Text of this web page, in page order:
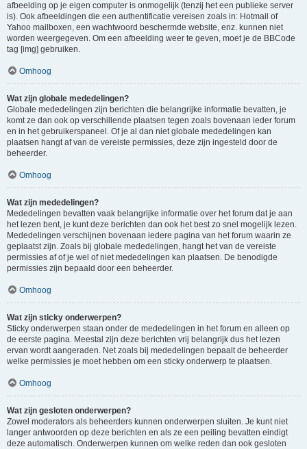
afbeelding op je eigen computer is onmogelijk (tenzij het een publieke server
is). Ook afbeeldingen die een authentificatie vereisen zoals in: Hotmail of
Yahoo mailboxen, een wachtwoord beschermde website, enz. kunnen niet
worden weergegeven. Om een afbeelding weer te geven, moet je de BBCode
tag [img] gebruiken.
Omhoog
Wat zijn globale mededelingen?
Globale mededelingen zijn berichten die belangrijke informatie bevatten, je
komt ze dan ook op verschillende plaatsen tegen zoals bovenaan ieder forum
en in het gebruikerspaneel. Of je al dan niet globale mededelingen kan
plaatsen hangt af van de vereiste permissies, deze zijn ingesteld door de
beheerder.
Omhoog
Wat zijn mededelingen?
Mededelingen bevatten vaak belangrijke informatie over het forum dat je aan
het lezen bent, je kunt deze berichten dan ook het best zo snel mogelijk lezen.
Mededelingen verschijnen bovenaan iedere pagina van het forum waarin ze
geplaatst zijn. Zoals bij globale mededelingen, hangt het van de vereiste
permissies af of je wel of niet mededelingen kan plaatsen. De benodigde
permissies zijn bepaald door een beheerder.
Omhoog
Wat zijn sticky onderwerpen?
Sticky onderwerpen staan onder de mededelingen in het forum en alleen op
de eerste pagina. Meestal zijn deze berichten vrij belangrijk dus het lezen
ervan wordt aangeraden. Net zoals bij mededelingen bepaalt de beheerder
welke permissies je moet hebben om een sticky onderwerp te plaatsen.
Omhoog
Wat zijn gesloten onderwerpen?
Zowel moderators als beheerders kunnen onderwerpen sluiten. Je kunt niet
langer antwoorden op deze berichten en als ze een peiling bevatten eindigt
deze automatisch. Onderwerpen kunnen om welke reden dan ook gesloten